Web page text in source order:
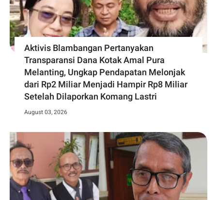
Aktivis Blambangan Pertanyakan
Transparansi Dana Kotak Amal Pura
Melanting, Ungkap Pendapatan Melonjak
dari Rp2 Miliar Menjadi Hampir Rp8 Miliar
Setelah Dilaporkan Komang Lastri
August 03, 2026